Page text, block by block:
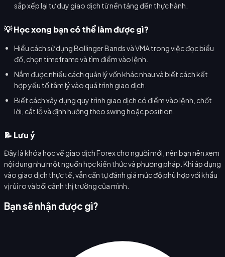
sắp xếp lại tư duy giao dịch từ nền tảng đến thực hành.
💡 Học xong bạn có thể làm được gì?
Hiểu cách sử dụng Bollinger Bands và VMA trong việc đọc biểu
đồ, chọn timeframe và tìm điểm vào lệnh.
Nắm được nhiều cách quản lý vốn khác nhau và biết cách kết
hợp yếu tố tâm lý vào quá trình giao dịch.
Biết cách xây dựng quy trình giao dịch có điểm vào lệnh, chốt
lời, cắt lỗ và định hướng theo swing hoặc position.
📝 Lưu ý
Đây là khóa học về giao dịch Forex cho người mới, nên bạn nên xem
nội dung như một nguồn học kiến thức và phương pháp. Khi áp dụng
vào giao dịch thực tế, vẫn cần tự đánh giá mức độ phù hợp với khẩu
vị rủi ro và bối cảnh thị trường của mình.
Bạn sẽ nhận được gì?